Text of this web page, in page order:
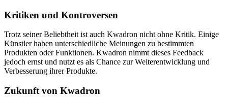
Kritiken und Kontroversen
Trotz seiner Beliebtheit ist auch Kwadron nicht ohne Kritik. Einige
Künstler haben unterschiedliche Meinungen zu bestimmten
Produkten oder Funktionen. Kwadron nimmt dieses Feedback
jedoch ernst und nutzt es als Chance zur Weiterentwicklung und
Verbesserung ihrer Produkte.
Zukunft von Kwadron